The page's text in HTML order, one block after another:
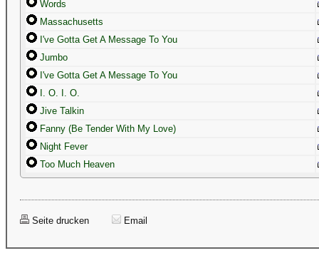
Words
Massachusetts
I've Gotta Get A Message To You
Jumbo
I've Gotta Get A Message To You
I. O. I. O.
Jive Talkin
Fanny (Be Tender With My Love)
Night Fever
Too Much Heaven
Seite drucken Email